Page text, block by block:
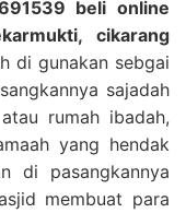
beli online
cikarang
di gunakan sebgai
sajadah
rumah ibadah,
yang hendak
di pasangkannya
membuat para